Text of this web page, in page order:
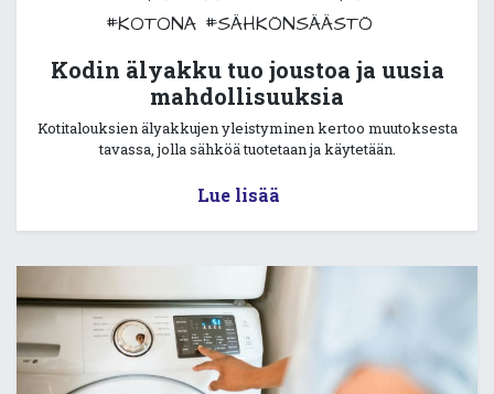
#KOTONA #SÄHKÖNSÄÄSTÖ
Kodin älyakku tuo joustoa ja uusia
mahdollisuuksia
Kotitalouksien älyakkujen yleistyminen kertoo muutoksesta
tavassa, jolla sähköä tuotetaan ja käytetään.
Lue lisää